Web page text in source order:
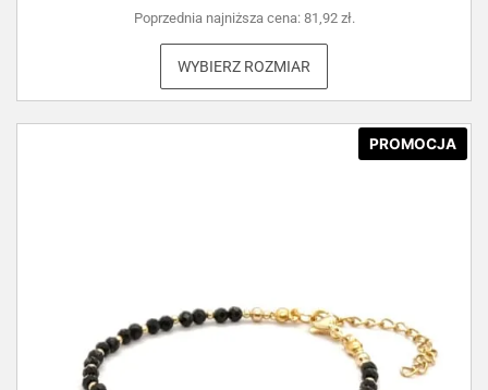
Poprzednia najniższa cena: 81,92 zł.
WYBIERZ ROZMIAR
PROMOCJA